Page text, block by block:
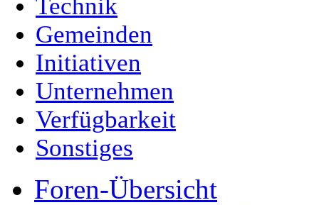
Technik
Gemeinden
Initiativen
Unternehmen
Verfügbarkeit
Sonstiges
Foren-Übersicht